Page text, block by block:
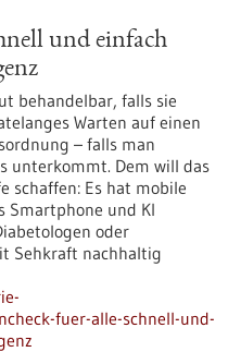
und einfach
behandelbar, falls sie
Warten auf einen
– falls man
unterkommt. Dem will das
schaffen: Es hat mobile
und KI
oder
Sehkraft nachhaltig
fuer-alle-schnell-und-